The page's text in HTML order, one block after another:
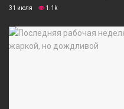
31 июля 1.1k